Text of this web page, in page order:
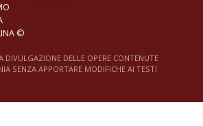
©
DIVULGAZIONE DELLE OPERE CONTENUTE
SENZA APPORTARE MODIFICHE AI TESTI